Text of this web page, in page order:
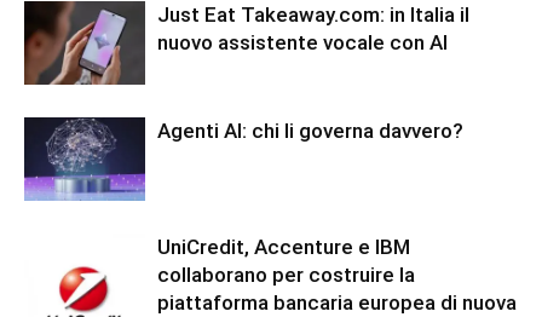
Just Eat Takeaway.com: in Italia il
nuovo assistente vocale con AI
Agenti AI: chi li governa davvero?
UniCredit, Accenture e IBM
collaborano per costruire la
piattaforma bancaria europea di nuova